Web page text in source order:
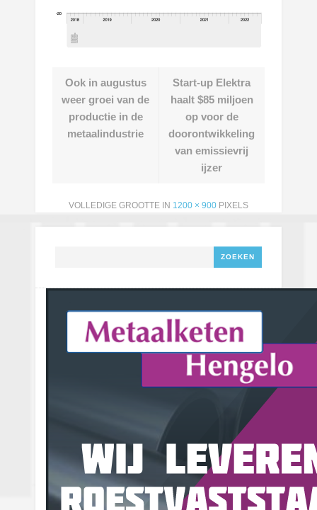
Ook in augustus
weer groei van de
productie in de
metaalindustrie
Start-up Elektra
haalt $85 miljoen
op voor de
doorontwikkeling
van emissievrij
ijzer
VOLLEDIGE GROOTTE IN 1200 × 900 PIXELS